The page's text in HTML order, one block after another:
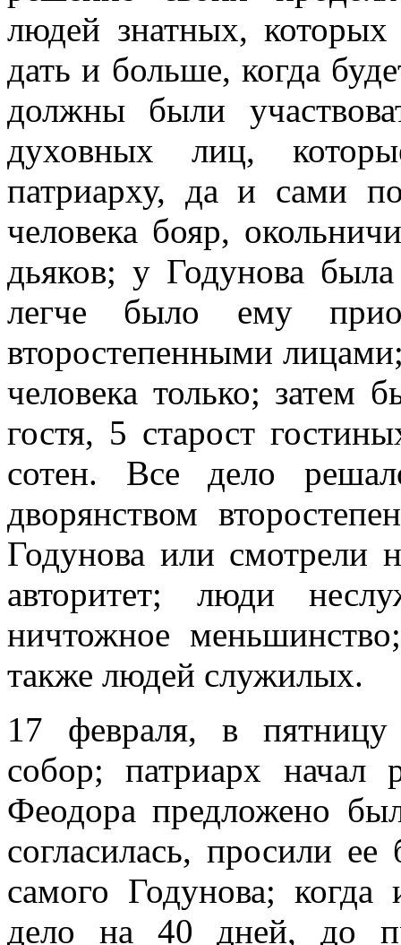
людей знатных,
дать и больше, когда
должны были
духовных лиц,
патриарху, да и сами
человека бояр,
дьяков; у Годунова
легче было ему
второстепенными
человека только; затем
гостя, 5 старост
сотен. Все дело
дворянством
Годунова или смотрели
авторитет; люди
ничтожное
также людей служилых.
17 февраля, в пятницу
собор; патриарх начал
Феодора предложено
согласилась, просили
самого Годунова;
дело на 40 дней, до